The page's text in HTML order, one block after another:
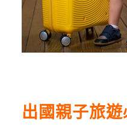
出國親子旅